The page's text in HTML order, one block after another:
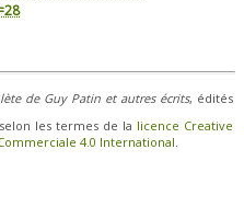
de Guy Patin et autres écrits, édités
les termes de la licence Creative
4.0 International.